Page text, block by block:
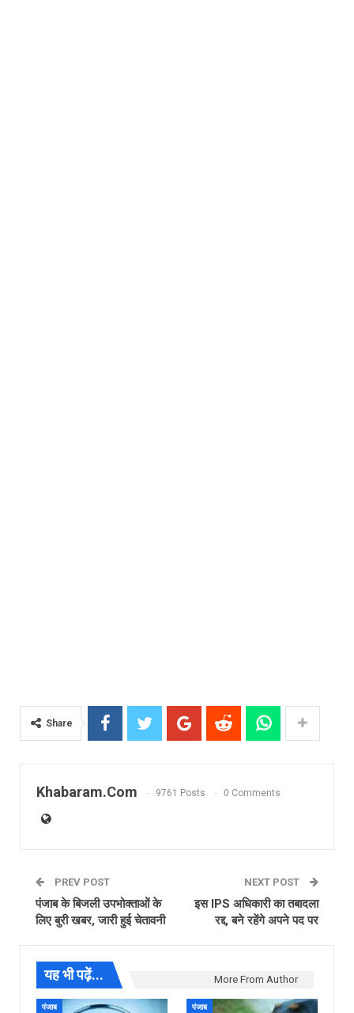
Share
Khabaram.Com 9761 Posts 0 Comments
PREV POST
पंजाब के बिजली उपभोक्ताओं के
लिए बुरी खबर, जारी हुई चेतावनी
NEXT POST
इस IPS अधिकारी का तबादला
रद्द, बने रहेंगे अपने पद पर
यह भी पढ़ें... More From Author
पंजाब पंजाब